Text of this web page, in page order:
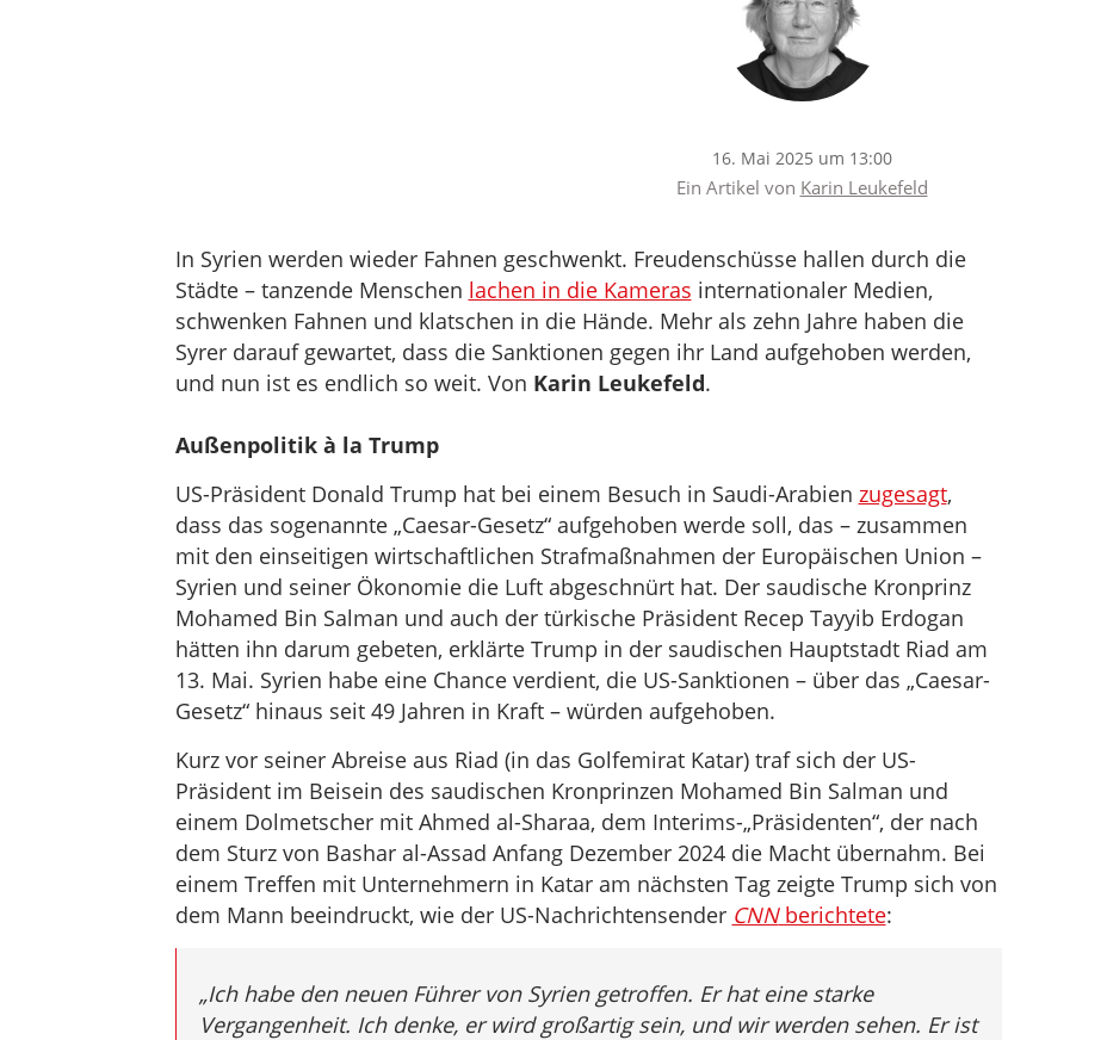
16. Mai 2025 um 13:00
Ein Artikel von Karin Leukefeld
In Syrien werden wieder Fahnen geschwenkt. Freudenschüsse hallen durch die
Städte – tanzende Menschen lachen in die Kameras internationaler Medien,
schwenken Fahnen und klatschen in die Hände. Mehr als zehn Jahre haben die
Syrer darauf gewartet, dass die Sanktionen gegen ihr Land aufgehoben werden,
und nun ist es endlich so weit. Von Karin Leukefeld.
Außenpolitik à la Trump
US-Präsident Donald Trump hat bei einem Besuch in Saudi-Arabien zugesagt,
dass das sogenannte „Caesar-Gesetz“ aufgehoben werde soll, das – zusammen
mit den einseitigen wirtschaftlichen Strafmaßnahmen der Europäischen Union –
Syrien und seiner Ökonomie die Luft abgeschnürt hat. Der saudische Kronprinz
Mohamed Bin Salman und auch der türkische Präsident Recep Tayyib Erdogan
hätten ihn darum gebeten, erklärte Trump in der saudischen Hauptstadt Riad am
13. Mai. Syrien habe eine Chance verdient, die US-Sanktionen – über das „Caesar-
Gesetz“ hinaus seit 49 Jahren in Kraft – würden aufgehoben.
Kurz vor seiner Abreise aus Riad (in das Golfemirat Katar) traf sich der US-
Präsident im Beisein des saudischen Kronprinzen Mohamed Bin Salman und
einem Dolmetscher mit Ahmed al-Sharaa, dem Interims-„Präsidenten“, der nach
dem Sturz von Bashar al-Assad Anfang Dezember 2024 die Macht übernahm. Bei
einem Treffen mit Unternehmern in Katar am nächsten Tag zeigte Trump sich von
dem Mann beeindruckt, wie der US-Nachrichtensender CNNberichtete:
„Ich habe den neuen Führer von Syrien getroffen. Er hat eine starke
Vergangenheit. Ich denke, er wird großartig sein, und wir werden sehen. Er ist